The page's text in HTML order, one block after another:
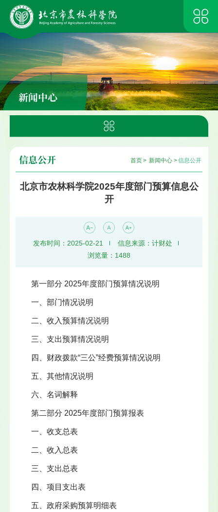
新闻中心
首页> 新闻中心 >信息公开
信息公开
北京市农林科学院2025年度部门预算信息公
开
发布时间：2025-02-21
信息来源：计财处
浏览量： 1488
第一部分 2025年度部门预算情况说明
一、部门情况说明
二、收入预算情况说明
三、支出预算情况说明
四、财政拨款“三公”经费预算情况说明
五、其他情况说明
六、名词解释
第二部分 2025年度部门预算报表
一、收支总表
二、收入总表
三、支出总表
四、项目支出表
五、政府采购预算明细表